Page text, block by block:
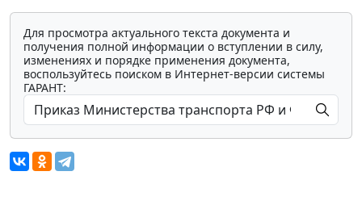
Для просмотра актуального текста документа и
получения полной информации о вступлении в силу,
изменениях и порядке применения документа,
воспользуйтесь поиском в Интернет-версии системы
ГАРАНТ: